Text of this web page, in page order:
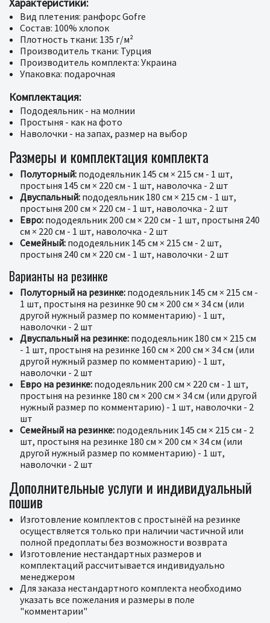
Характеристики:
Вид плетения: ранфорс Gofre
Состав: 100% хлопок
Плотность ткани: 135 г/м²
Производитель ткани: Турция
Производитель комплекта: Украина
Упаковка: подарочная
Комплектация:
Пододеяльник - на молнии
Простыня - как на фото
Наволочки - на запах, размер на выбор
Размеры и комплектация комплекта
Полуторный: пододеяльник 145 см × 215 см - 1 шт,
простыня 145 см × 220 см - 1 шт, наволочка - 2 шт
Двуспальный: пододеяльник 180 см × 215 см - 1 шт,
простыня 200 см × 220 см - 1 шт, наволочка - 2 шт
Евро: пододеяльник 200 см × 220 см - 1 шт, простыня 240
см × 220 см - 1 шт, наволочка - 2 шт
Семейный: пододеяльник 145 см × 215 см - 2 шт,
простыня 240 см × 220 см - 1 шт, наволочки - 2 шт
Варианты на резинке
Полуторный на резинке: пододеяльник 145 см × 215 см -
1 шт, простыня на резинке 90 см × 200 см × 34 см (или
другой нужный размер по комментарию) - 1 шт,
наволочки - 2 шт
Двуспальный на резинке: пододеяльник 180 см × 215 см
- 1 шт, простыня на резинке 160 см × 200 см × 34 см (или
другой нужный размер по комментарию) - 1 шт,
наволочки - 2 шт
Евро на резинке: пододеяльник 200 см × 220 см - 1 шт,
простыня на резинке 180 см × 200 см × 34 см (или другой
нужный размер по комментарию) - 1 шт, наволочки - 2
шт
Семейный на резинке: пододеяльник 145 см × 215 см - 2
шт, простыня на резинке 180 см × 200 см × 34 см (или
другой нужный размер по комментарию) - 1 шт,
наволочки - 2 шт
Дополнительные услуги и индивидуальный
пошив
Изготовление комплектов с простынёй на резинке
осуществляется только при наличии частичной или
полной предоплаты без возможности возврата
Изготовление нестандартных размеров и
комплектаций рассчитывается индивидуально
менеджером
Для заказа нестандартного комплекта необходимо
указать все пожелания и размеры в поле
"комментарии"